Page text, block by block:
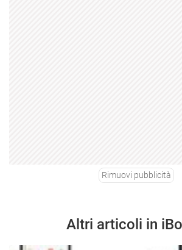
Rimuovi pubblicità
Altri articoli in